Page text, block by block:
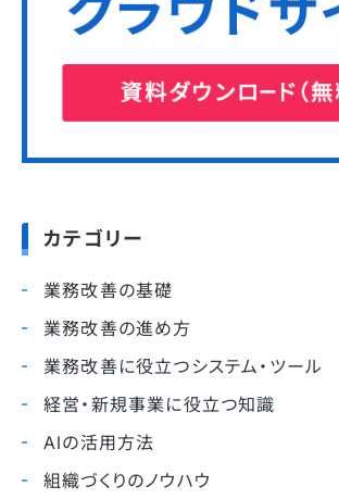
カテゴリー
業務改善の基礎
業務改善の進め方
業務改善に役立つシステム・ツール
経営・新規事業に役立つ知識
AIの活用方法
組織づくりのノウハウ